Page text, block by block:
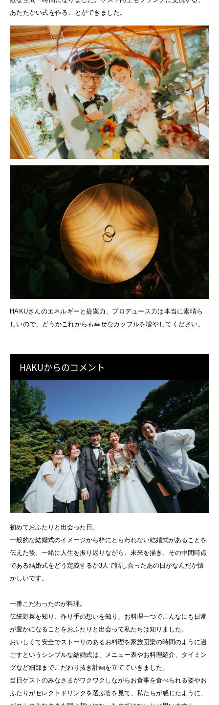
あたたかい式を作ることができました。
HAKUさんのエネルギーと提案力、プロデュース力は本当に素晴ら
しいので、どうかこれからも幸せなカップルを増やしてください。
HAKUからのコメント
初めておふたりと出会った日、
一般的な結婚式のイメージから枠にとらわれない結婚式があることを
伝えた後、一緒に人生を振り返りながら、未来を描き、その中間時点
である結婚式をどう定義するか3人で話し合ったあの日がなんだか懐
かしいです。
一番こだわったのが料理。
伝統野菜を知り、作り手の想いを知り、お料理一つでこんなにも日常
が豊かになることをおふたりと出会って私たちは知りました。
おいしくて安全でストーリのあるお料理を家族団欒の時間のように過
ごすというシンプルな結婚式は、メニュー表やお料理紹介、タイミン
グなど細部までこだわり抜き計画を立てていきました。
当日ゲストのみなさまがワクワクしながらお食事を食べられる姿やお
ふたりがセレクトドリンクを選ぶ姿を見て、私たちが感じたように、